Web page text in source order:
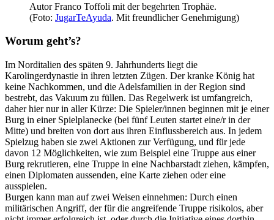
Autor Franco Toffoli mit der begehrten Trophäe.
(Foto: JugarTeAyuda. Mit freundlicher Genehmigung)
Worum geht’s?
Im Norditalien des späten 9. Jahrhunderts liegt die
Karolingerdynastie in ihren letzten Zügen. Der kranke König hat
keine Nachkommen, und die Adelsfamilien in der Region sind
bestrebt, das Vakuum zu füllen. Das Regelwerk ist umfangreich,
daher hier nur in aller Kürze: Die Spieler/innen beginnen mit je einer
Burg in einer Spielplanecke (bei fünf Leuten startet eine/r in der
Mitte) und breiten von dort aus ihren Einflussbereich aus. In jedem
Spielzug haben sie zwei Aktionen zur Verfügung, und für jede
davon 12 Möglichkeiten, wie zum Beispiel eine Truppe aus einer
Burg rekrutieren, eine Truppe in eine Nachbarstadt ziehen, kämpfen,
einen Diplomaten aussenden, eine Karte ziehen oder eine
ausspielen.
Burgen kann man auf zwei Weisen einnehmen: Durch einen
militärischen Angriff, der für die angreifende Truppe risikolos, aber